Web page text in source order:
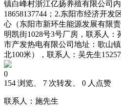
镇白峰村浙江亿扬养殖有限公司
18658137744；2.东阳市经济开发
心（东阳市新环生能源发展有限
明凯街1028号3号厂房，联系人：
市产发热电有限公司地址：歌山
北100米），联系人：吴先生
0
154 浏览、 7 次转发、 0 人点赞
联系人：施先生